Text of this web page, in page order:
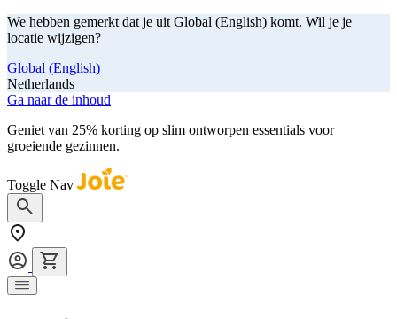
We hebben gemerkt dat je uit Global (English) komt. Wil je je
locatie wijzigen?
Global (English)
Netherlands
Ga naar de inhoud
Geniet van 25% korting op slim ontworpen essentials voor
groeiende gezinnen.
Toggle Nav